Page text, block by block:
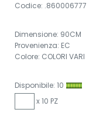
Codice: .860006777
Dimensione: 90CM
Provenienza: EC
Colore: COLORI VARI
Disponibile: 10
x 10 PZ